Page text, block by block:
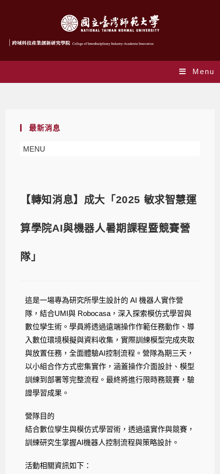
Menu
最新消息
MENU
【轉知消息】成大「2025 敏求智慧運
算學院AI與機器人暑期課程暨競賽營
隊」
這是一場專為研究所學生設計的 AI 機器人實作營
隊，結合UMI與 Robocasa，深入探索模仿式學習與
數位孿生術。學員將透過遠端操作作範任務動作、導
入數位環境模擬與資料收集，實際訓練模型完成夾取
與放置任務，全面體驗AI控制流程。營隊為期三天，
以小組合作方式密集實作，涵蓋操作介面設計、模型
訓練到部署等完整流程。最終將進行限時務競賽，驗
證學習成果。
營隊目的
結合數位孿生與模仿式學習術，透過遠實作與競賽，
訓練研究生掌握AI機器人控制流程與策略設計。
活動相關資訊如下：